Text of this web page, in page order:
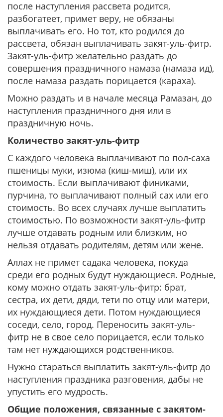
после наступления рассвета родится,
разбогатеет, примет веру, не обязаны
выплачивать его. Но тот, кто родился до
рассвета, обязан выплачивать закят-уль-фитр.
Закят-уль-фитр желательно раздать до
совершения праздничного намаза (намаза ид),
после намаза раздать порицается (караха).
Можно раздать и в начале месяца Рамазан, до
наступления праздничного дня или в
праздничную ночь.
Количество закят-уль-фитр
С каждого человека выплачивают по пол-саха
пшеницы муки, изюма (киш-миш), или их
стоимость. Если выплачивают финиками,
пурчина, то выплачивают полный сах или его
стоимость. Во всех случаях лучше выплатить
стоимостью. По возможности закят-уль-фитр
лучше отдавать родным или близким, но
нельзя отдавать родителям, детям или жене.
Аллах не примет садака человека, покуда
среди его родных будут нуждающиеся. Родные,
кому можно отдать закят-уль-фитр: брат,
сестра, их дети, дяди, тети по отцу или матери,
их нуждающиеся дети. Потом нуждающиеся
соседи, село, город. Переносить закят-уль-
фитр не в свое село порицается, если только
там нет нуждающихся родственников.
Нужно стараться выплатить закят-уль-фитр до
наступления праздника разговения, дабы не
упустить его мудрость.
Общие положения, связанные с закятом-